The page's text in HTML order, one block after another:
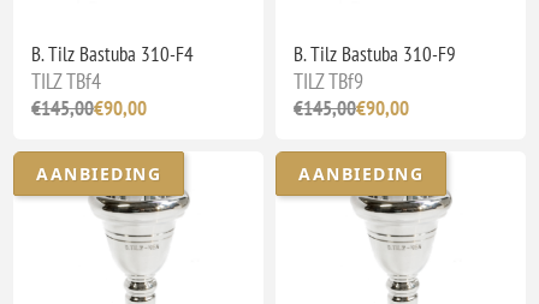
B. Tilz Bastuba 310-F4
TILZ TBf4
€145,00€90,00
B. Tilz Bastuba 310-F9
TILZ TBf9
€145,00€90,00
AANBIEDING AANBIEDING